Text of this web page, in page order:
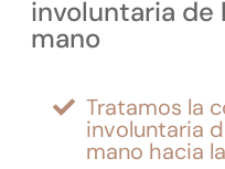
involuntaria de
mano
Tratamos la
involuntaria
mano hacia